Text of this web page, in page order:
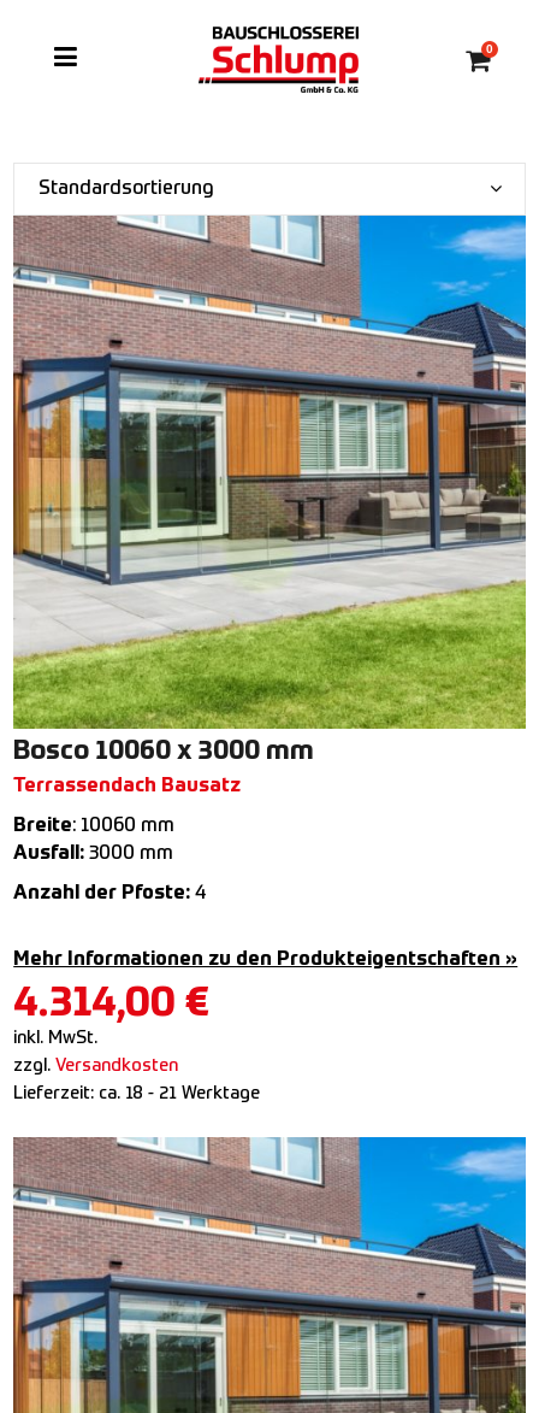
0
Standardsortierung
Bosco 10060 x 3000 mm
Terrassendach Bausatz
Breite: 10060 mm
Ausfall: 3000 mm
Anzahl der Pfoste: 4
Mehr Informationen zu den Produkteigentschaften »
4.314,00 €
inkl. MwSt.
zzgl.Versandkosten
Lieferzeit: ca. 18 - 21 Werktage